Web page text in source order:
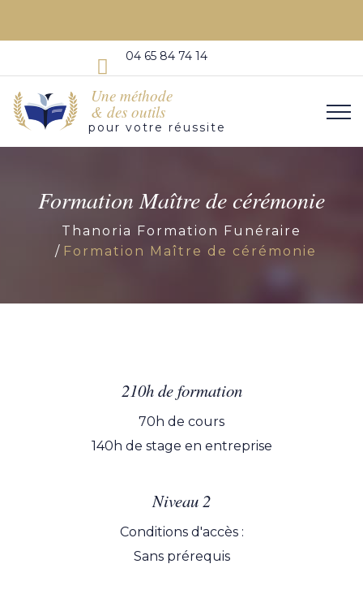
04 65 84 74 14
Une méthode
& des outils
pour votre réussite
Formation Maître de cérémonie
Thanoria Formation Funéraire
Formation Maître de cérémonie
210h de formation
70h de cours
140h de stage en entreprise
Niveau 2
Conditions d'accès :
Sans prérequis